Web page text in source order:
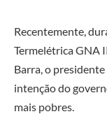
Recentemente,
Termelétrica GNA
Barra, o
intenção do
mais pobres.